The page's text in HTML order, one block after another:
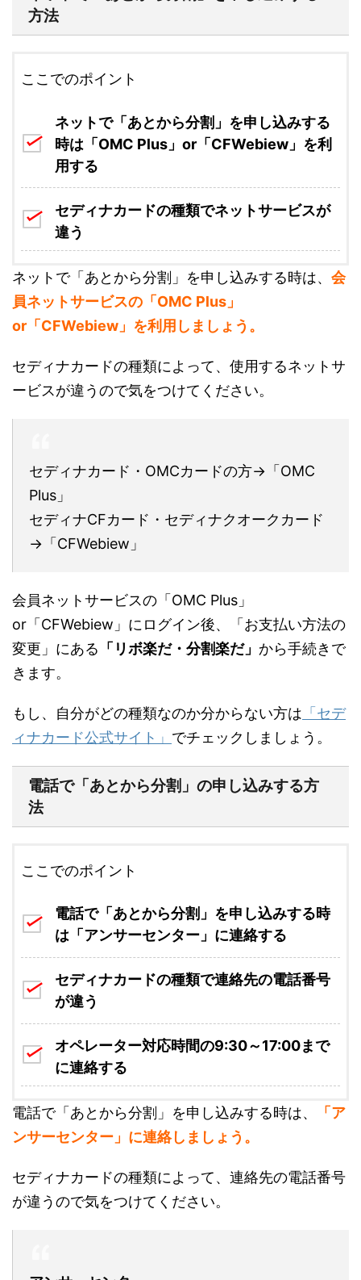
方法
ここでのポイント
ネットで「あとから分割」を申し込みする
時は「OMC Plus」or「CFWebiew」を利
用する
セディナカードの種類でネットサービスが
違う
ネットで「あとから分割」を申し込みする時は、 会
員ネットサービスの「OMC Plus」
or「CFWebiew」を利用しましょう。
セディナカードの種類によって、使用するネットサ
ービスが違うので気をつけてください。
セディナカード・OMCカードの方→「OMC
Plus」
セディナCFカード・セディナクオークカード
→「CFWebiew」
会員ネットサービスの「OMC Plus」
or「CFWebiew」にログイン後、「お支払い方法の
変更」にある 「リボ楽だ・分割楽だ」 から手続きで
きます。
もし、自分がどの種類なのか分からない方は 「セデ
ィナカード公式サイト」 でチェックしましょう。
電話で「あとから分割」の申し込みする方
法
ここでのポイント
電話で「あとから分割」を申し込みする時
は「アンサーセンター」に連絡する
セディナカードの種類で連絡先の電話番号
が違う
オペレーター対応時間の9:30～17:00まで
に連絡する
電話で「あとから分割」を申し込みする時は、
「ア
ンサーセンター」に連絡しましょう。
セディナカードの種類によって、連絡先の電話番号
が違うので気をつけてください。